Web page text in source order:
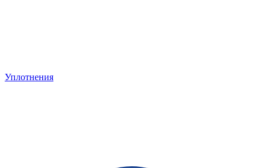
Уплотнения